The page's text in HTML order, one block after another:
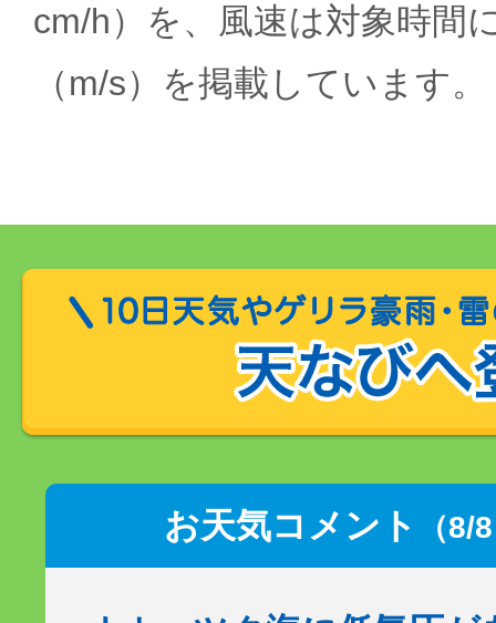
cm/h）を、風速は対象時間
（m/s）を掲載しています。
お天気コメント （8/